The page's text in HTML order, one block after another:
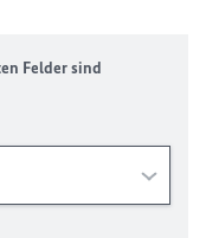
Felder sind